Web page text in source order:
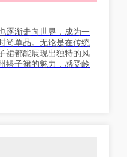
逐渐走向世界，成为一
尚单品。无论是在传统
裙都能展现出独特的风
搭子裙的魅力，感受岭